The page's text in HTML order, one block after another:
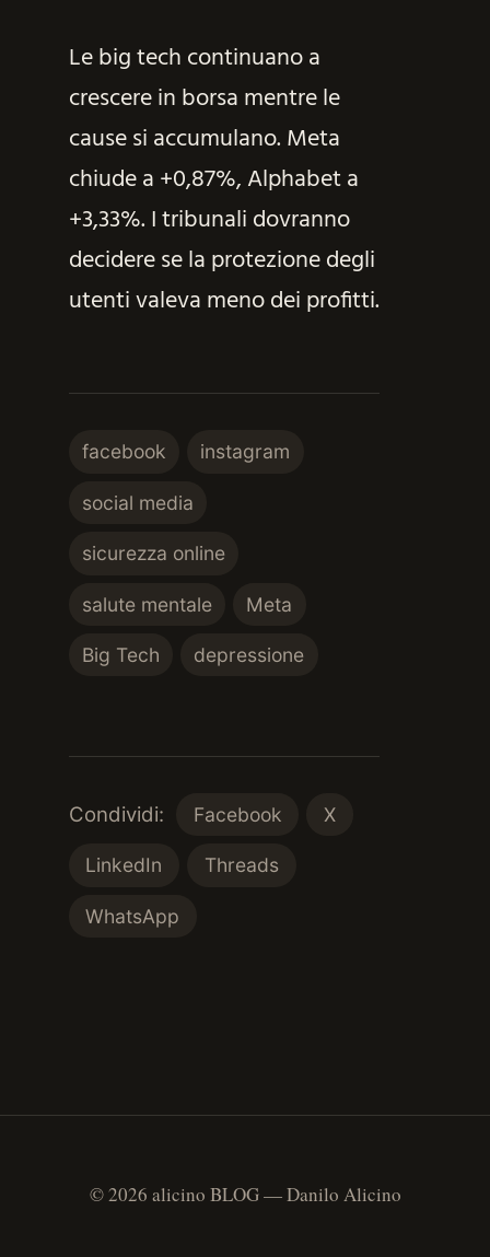
Le big tech continuano a
crescere in borsa mentre le
cause si accumulano. Meta
chiude a +0,87%, Alphabet a
+3,33%. I tribunali dovranno
decidere se la protezione degli
utenti valeva meno dei profitti.
facebook instagram
social media
sicurezza online
salute mentale Meta
Big Tech depressione
Condividi: Facebook X
LinkedIn Threads
WhatsApp
© 2026 alicino BLOG — Danilo Alicino